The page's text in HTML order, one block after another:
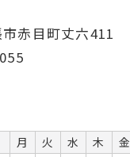
赤目町丈六411
月 火 水 木 金